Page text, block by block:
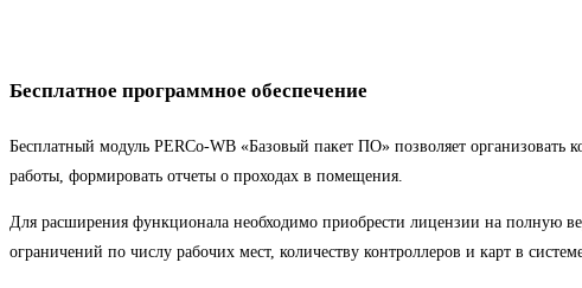
Бесплатное программное обеспечение
Бесплатный модуль PERCo-WB «Базовый пакет ПО» позволяет организовать
работы, формировать отчеты о проходах в помещения.
Для расширения функционала необходимо приобрести лицензии на полную
ограничений по числу рабочих мест, количеству контроллеров и карт в